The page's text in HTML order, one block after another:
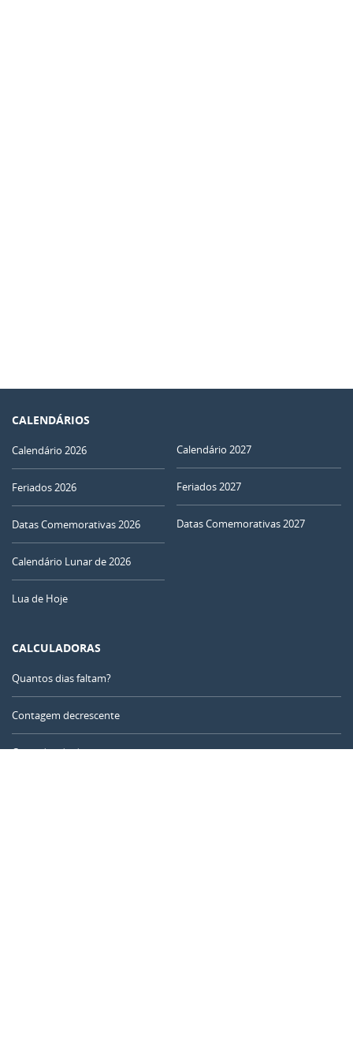
CALENDÁRIOS
Calendário 2026
Feriados 2026
Datas Comemorativas 2026
Calendário Lunar de 2026
Lua de Hoje
Calendário 2027
Feriados 2027
Datas Comemorativas 2027
CALCULADORAS
Quantos dias faltam?
Contagem decrescente
Contador de dias